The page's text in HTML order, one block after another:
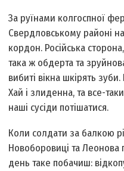
За руїнами колгоспної
Свердловському районі
кордон. Росiйська
така ж обдерта та
вибитi вiкна шкірять
Хай i злиденна, та все-
нашi сусiди потiшатися.
Коли солдати за балкою
Новоборовицi та Леонова
день таке побачиш: